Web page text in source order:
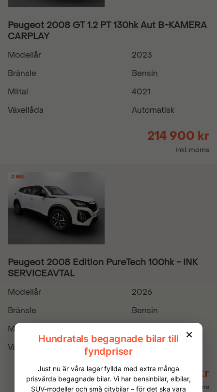
Peugeot 2008 GT 1.2 PT 130hk Aut B-KAMERA
CARPLAY
Modellår
2023
Bränsle
Bensin
Miltal
4021
Växellåda
Automatisk
214 900 kr
Inkl. moms
Peugeot 2008 Edition PureTech 100hk - INK
SERVICEAVTAL
Modellår
2026
Bränsle
Bensin
Miltal
Växellåda
Manuell
244 900 kr
Inkl. moms